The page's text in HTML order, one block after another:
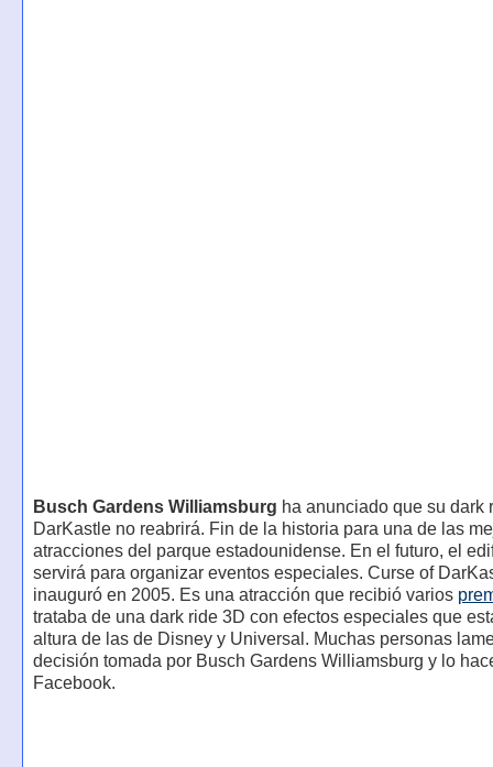
Busch Gardens Williamsburg ha anunciado que su dark
DarKastle no reabrirá. Fin de la historia para una de las
atracciones del parque estadounidense. En el futuro, el
servirá para organizar eventos especiales. Curse of
inauguró en 2005. Es una atracción que recibió varios
trataba de una dark ride 3D con efectos especiales que
altura de las de Disney y Universal. Muchas personas
decisión tomada por Busch Gardens Williamsburg y lo
Facebook.